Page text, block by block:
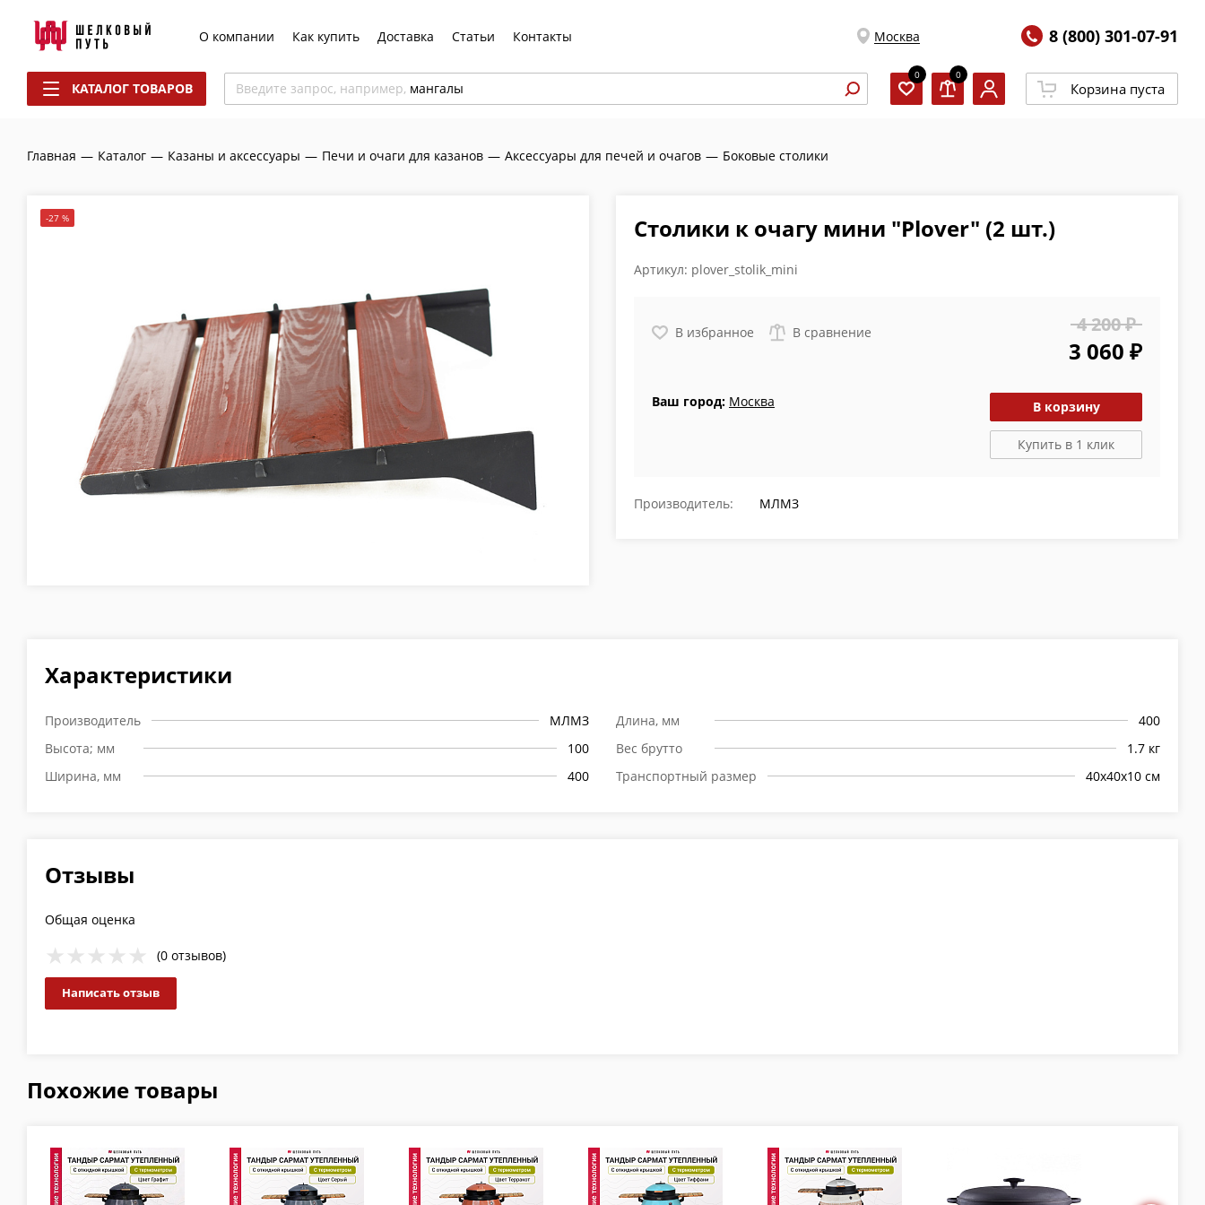
О компании Как купить Доставка Статьи Контакты Москва 8 (800) 301-07-91
КАТАЛОГ ТОВАРОВ Введите запрос, например, мангалы
0 0
Корзина пуста
Главная — Каталог — Казаны и аксессуары — Печи и очаги для казанов — Аксессуары для печей и очагов — Боковые столики
-27 % Столики к очагу мини "Plover" (2 шт.)
Артикул: plover_stolik_mini
В избранное В сравнение 4 200 ₽
3 060 ₽
Ваш город: Москва В корзину
Купить в 1 клик
Производитель: МЛМЗ
Характеристики
Производитель
МЛМЗ
Высота; мм
100
Ширина, мм
400
Длина, мм
400
Вес брутто
1.7 кг
Транспортный размер
40х40х10 см
Отзывы
Общая оценка
(0 отзывов)
Написать отзыв
Похожие товары